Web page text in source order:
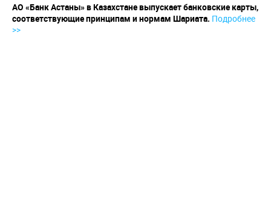
АО «Банк Астаны» в Казахстане выпускает банковские карты,
соответствующие принципам и нормам Шариата. Подробнее
>>